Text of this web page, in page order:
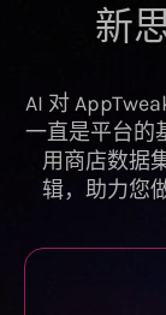
新
AI 对
一直是平台的
用商店数据
辑，助力您